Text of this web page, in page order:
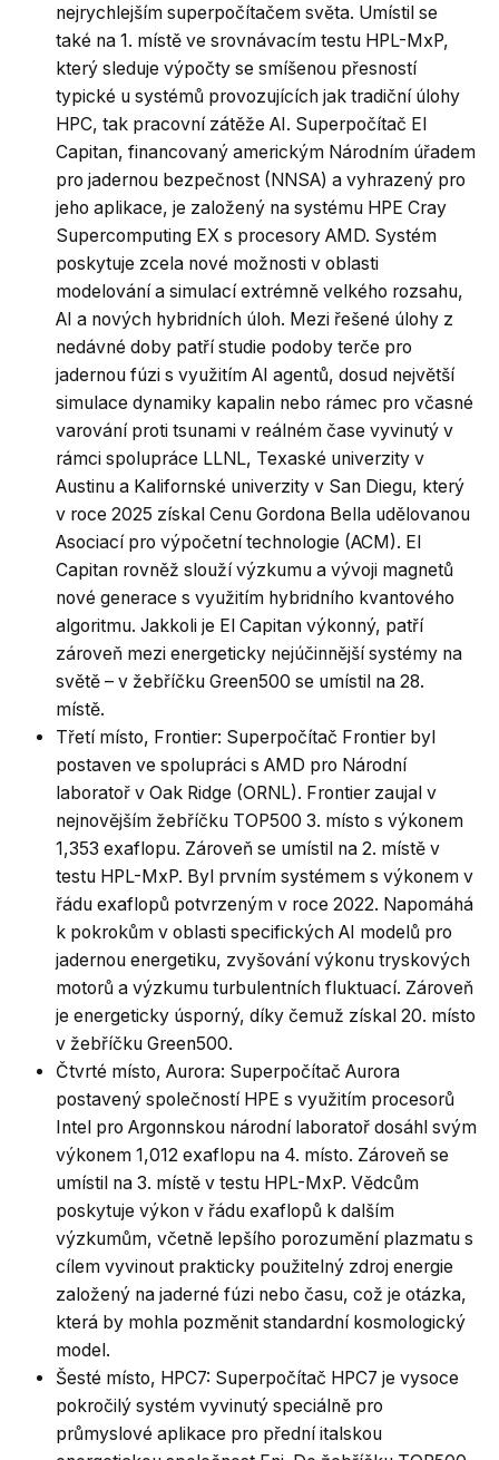
nejrychlejším superpočítačem světa. Umístil se
také na 1. místě ve srovnávacím testu HPL-MxP,
který sleduje výpočty se smíšenou přesností
typické u systémů provozujících jak tradiční úlohy
HPC, tak pracovní zátěže AI. Superpočítač El
Capitan, financovaný americkým Národním úřadem
pro jadernou bezpečnost (NNSA) a vyhrazený pro
jeho aplikace, je založený na systému HPE Cray
Supercomputing EX s procesory AMD. Systém
poskytuje zcela nové možnosti v oblasti
modelování a simulací extrémně velkého rozsahu,
AI a nových hybridních úloh. Mezi řešené úlohy z
nedávné doby patří studie podoby terče pro
jadernou fúzi s využitím AI agentů, dosud největší
simulace dynamiky kapalin nebo rámec pro včasné
varování proti tsunami v reálném čase vyvinutý v
rámci spolupráce LLNL, Texaské univerzity v
Austinu a Kalifornské univerzity v San Diegu, který
v roce 2025 získal Cenu Gordona Bella udělovanou
Asociací pro výpočetní technologie (ACM). El
Capitan rovněž slouží výzkumu a vývoji magnetů
nové generace s využitím hybridního kvantového
algoritmu. Jakkoli je El Capitan výkonný, patří
zároveň mezi energeticky nejúčinnější systémy na
světě – v žebříčku Green500 se umístil na 28.
místě.
Třetí místo, Frontier: Superpočítač Frontier byl
postaven ve spolupráci s AMD pro Národní
laboratoř v Oak Ridge (ORNL). Frontier zaujal v
nejnovějším žebříčku TOP500 3. místo s výkonem
1,353 exaflopu. Zároveň se umístil na 2. místě v
testu HPL-MxP. Byl prvním systémem s výkonem v
řádu exaflopů potvrzeným v roce 2022. Napomáhá
k pokrokům v oblasti specifických AI modelů pro
jadernou energetiku, zvyšování výkonu tryskových
motorů a výzkumu turbulentních fluktuací. Zároveň
je energeticky úsporný, díky čemuž získal 20. místo
v žebříčku Green500.
Čtvrté místo, Aurora: Superpočítač Aurora
postavený společností HPE s využitím procesorů
Intel pro Argonnskou národní laboratoř dosáhl svým
výkonem 1,012 exaflopu na 4. místo. Zároveň se
umístil na 3. místě v testu HPL-MxP. Vědcům
poskytuje výkon v řádu exaflopů k dalším
výzkumům, včetně lepšího porozumění plazmatu s
cílem vyvinout prakticky použitelný zdroj energie
založený na jaderné fúzi nebo času, což je otázka,
která by mohla pozměnit standardní kosmologický
model.
Šesté místo, HPC7: Superpočítač HPC7 je vysoce
pokročilý systém vyvinutý speciálně pro
průmyslové aplikace pro přední italskou